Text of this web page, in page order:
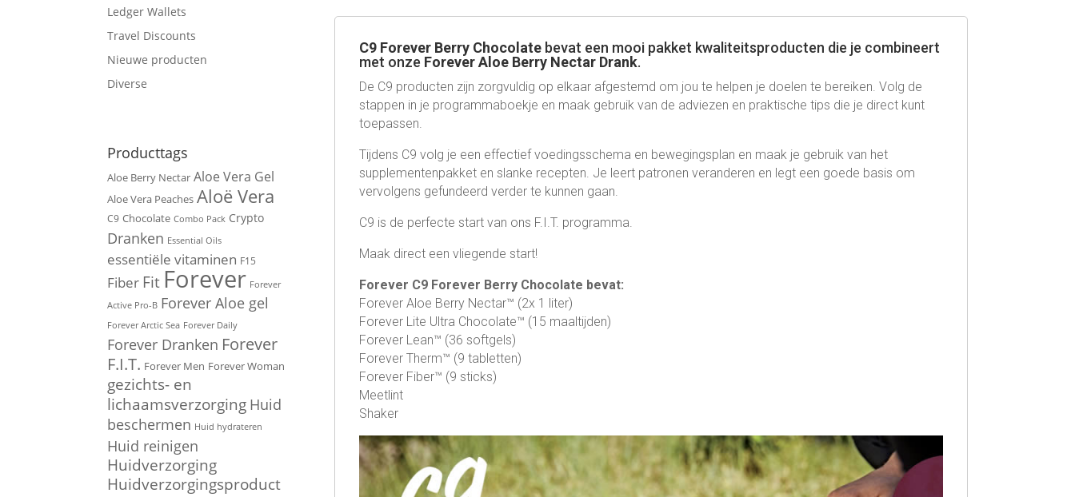
Ledger Wallets
Travel Discounts
Nieuwe producten
Diverse
Producttags
Aloe Berry Nectar Aloe Vera Gel
Aloe Vera Peaches Aloë Vera
C9 Chocolate Combo Pack Crypto
Dranken Essential Oils
essentiële vitaminen F15
Fiber Fit Forever Forever
Active Pro-B Forever Aloe gel
Forever Arctic Sea Forever Daily
Forever Dranken Forever
F.I.T. Forever Men Forever Woman
gezichts- en
lichaamsverzorging Huid
beschermen Huid hydrateren
Huid reinigen
Huidverzorging
Huidverzorgingsproduct
C9 Forever Berry Chocolatebevat een mooi pakket kwaliteitsproducten die je combineert
met onze Forever Aloe Berry Nectar Drank.
De C9 producten zijn zorgvuldig op elkaar afgestemd om jou te helpen je doelen te bereiken. Volg de
stappen in je programmaboekje en maak gebruik van de adviezen en praktische tips die je direct kunt
toepassen.
Tijdens C9 volg je een effectief voedingsschema en bewegingsplan en maak je gebruik van het
supplementenpakket en slanke recepten. Je leert patronen veranderen en legt een goede basis om
vervolgens gefundeerd verder te kunnen gaan.
C9 is de perfecte start van ons F.I.T. programma.
Maak direct een vliegende start!
Forever C9 Forever Berry Chocolate bevat:
Forever Aloe Berry Nectar™ (2x 1 liter)
Forever Lite Ultra Chocolate™ (15 maaltijden)
Forever Lean™ (36 softgels)
Forever Therm™ (9 tabletten)
Forever Fiber™ (9 sticks)
Meetlint
Shaker